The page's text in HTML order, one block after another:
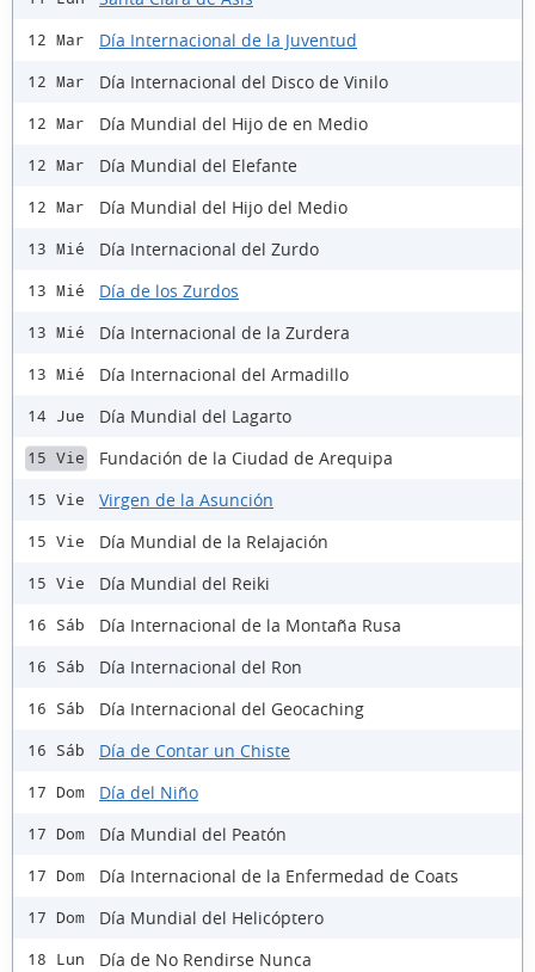
12 Mar Día Internacional de la Juventud
12 Mar Día Internacional del Disco de Vinilo
12 Mar Día Mundial del Hijo de en Medio
12 Mar Día Mundial del Elefante
12 Mar Día Mundial del Hijo del Medio
13 Mié Día Internacional del Zurdo
13 Mié Día de los Zurdos
13 Mié Día Internacional de la Zurdera
13 Mié Día Internacional del Armadillo
14 Jue Día Mundial del Lagarto
15 Vie Fundación de la Ciudad de Arequipa
15 Vie Virgen de la Asunción
15 Vie Día Mundial de la Relajación
15 Vie Día Mundial del Reiki
16 Sáb Día Internacional de la Montaña Rusa
16 Sáb Día Internacional del Ron
16 Sáb Día Internacional del Geocaching
16 Sáb Día de Contar un Chiste
17 Dom Día del Niño
17 Dom Día Mundial del Peatón
17 Dom Día Internacional de la Enfermedad de Coats
17 Dom Día Mundial del Helicóptero
18 Lun Día de No Rendirse Nunca